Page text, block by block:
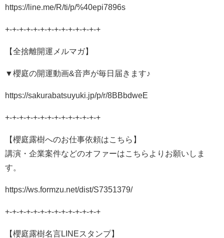
https://line.me/R/ti/p/%40epi7896s
+-+-+-+-+-+-+-+-+-+-+-+-+-+
【全捨離開運メルマガ】
▼櫻庭の開運動画&音声が毎日届きます♪
https://sakurabatsuyuki.jp/p/r/8BBbdweE
+-+-+-+-+-+-+-+-+-+-+-+-+-+
【櫻庭露樹へのお仕事依頼はこちら】
講演・企業案件などのオファーはこちらよりお願いしま
す。
https://ws.formzu.net/dist/S7351379/
+-+-+-+-+-+-+-+-+-+-+-+-+-+
【櫻庭露樹名言LINEスタンプ】